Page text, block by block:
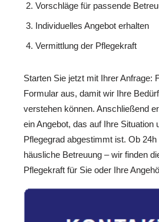
Vorschläge für passende
Individuelles Angebot erhalten
Vermittlung der Pflegekraft
Starten Sie jetzt mit Ihrer Anfrage:
Formular aus, damit wir Ihre
verstehen können. Anschließend
ein Angebot, das auf Ihre Situation
Pflegegrad abgestimmt ist. Ob
häusliche Betreuung – wir finden
Pflegekraft für Sie oder Ihre